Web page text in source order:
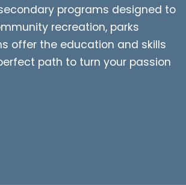
programs designed to
recreation, parks
offer the education and skills
path to turn your passion